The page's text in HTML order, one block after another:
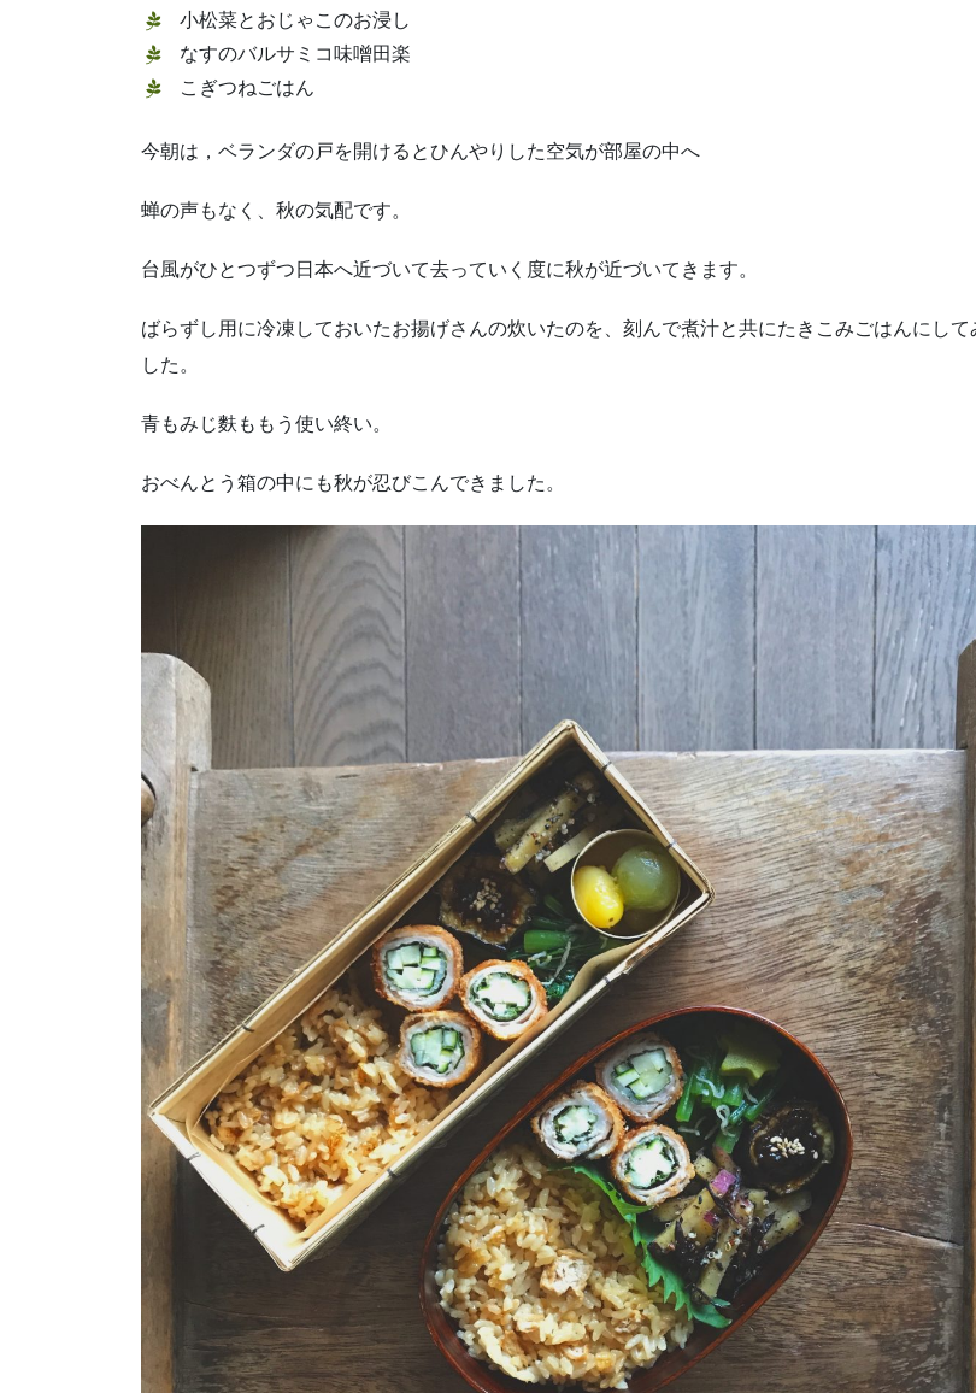
小松菜とおじゃこのお浸し
なすのバルサミコ味噌田楽
こぎつねごはん
今朝は，ベランダの戸を開けるとひんやりした空気が部屋の中へ
蝉の声もなく、秋の気配です。
台風がひとつずつ日本へ近づいて去っていく度に秋が近づいてきます。
ばらずし用に冷凍しておいたお揚げさんの炊いたのを、刻んで煮汁と共にたきこみごはんにして
した。
青もみじ麩ももう使い終い。
おべんとう箱の中にも秋が忍びこんできました。